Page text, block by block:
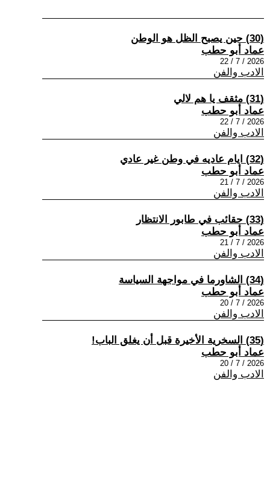
(30) حين يصبح الظل هو الوطن
عماد أبو حطب
2026 / 7 / 22
الادب والفن
(31) مثقف يا هم لالي
عماد أبو حطب
2026 / 7 / 22
الادب والفن
(32) ايام عاديه في وطن غير عادي
عماد أبو حطب
2026 / 7 / 21
الادب والفن
(33) حقائب في طابور الانتظار
عماد أبو حطب
2026 / 7 / 21
الادب والفن
(34) الشاورما في مواجهة السياسة
عماد أبو حطب
2026 / 7 / 20
الادب والفن
(35) السخرية الأخيرة قبل أن يغلق الباب!
عماد أبو حطب
2026 / 7 / 20
الادب والفن